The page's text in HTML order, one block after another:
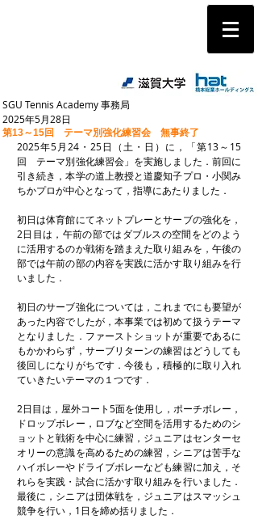
第13～15回 テーマ別強化練習会 無事終了
SGU Tennis Academy 事務局
2025年5月28日
2025年5月24・25日（土・日）に，「第13～15
回　テーマ別強化練習会」を実施しました．前回に
引き続き，本学の道上教授と道慶知子プロ・小関み
ちかプロが中心となって，指導にあたりました．
初日は体育館にてネットプレーとサーブの強化を，
2日目は，午前の部ではダブルスの空間をどのよう
に活用するのか戦術を踏まえた取り組みを，午後の
部では午前の部の内容を実践に活かす取り組みを行
いました．
初日のサーブ強化については，これまでにも要望が
あった内容でしたが，本事業では初めて扱うテーマ
となりました．ファーストショットが重要であるに
もかかわらず，サーブリターンの練習はどうしても
後回しになりがちです．今後も，積極的に取り入れ
ていきたいテーマの１つです．
2日目は，屋外コート5面を使用し，ポーチボレー，
ドロップボレー，ロブなど空間を活用するためのシ
ョットと戦術を中心に練習，ジュニアはセンターセ
オリーの意識を高めるための練習，シニアは苦手な
ハイボレーやドライブボレーなども練習に加え，そ
れらを実践・試合に活かす取り組みを行いました．
最後に，シニアは団体戦を，ジュニアはスマッシュ
競争を行い，1日を締め括りました．